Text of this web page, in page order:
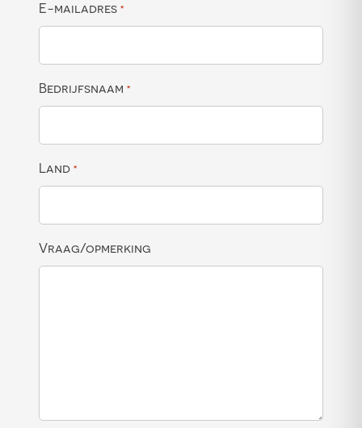
E-mailadres *
Bedrijfsnaam *
Land *
Vraag/opmerking